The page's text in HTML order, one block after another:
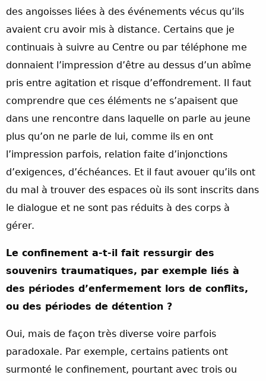
des angoisses liées à des événements vécus qu’ils
avaient cru avoir mis à distance. Certains que je
continuais à suivre au Centre ou par téléphone me
donnaient l’impression d’être au dessus d’un abîme
pris entre agitation et risque d’effondrement. Il faut
comprendre que ces éléments ne s’apaisent que
dans une rencontre dans laquelle on parle au jeune
plus qu’on ne parle de lui, comme ils en ont
l’impression parfois, relation faite d’injonctions
d’exigences, d’échéances. Et il faut avouer qu’ils ont
du mal à trouver des espaces où ils sont inscrits dans
le dialogue et ne sont pas réduits à des corps à
gérer.
Le confinement a-t-il fait ressurgir des
souvenirs traumatiques, par exemple liés à
des périodes d’enfermement lors de conflits,
ou des périodes de détention ?
Oui, mais de façon très diverse voire parfois
paradoxale. Par exemple, certains patients ont
surmonté le confinement, pourtant avec trois ou